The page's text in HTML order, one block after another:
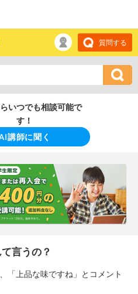
質問する
いつでも相談可能で
す！
講師に聞く
言うの？
「上品な味ですね」とコメント